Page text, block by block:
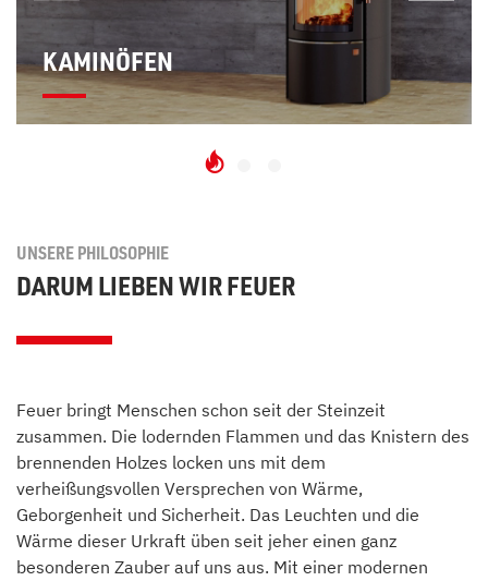
KAMINÖFEN
UNSERE PHILOSOPHIE
DARUM LIEBEN WIR FEUER
Feuer bringt Menschen schon seit der Steinzeit
zusammen. Die lodernden Flammen und das Knistern des
brennenden Holzes locken uns mit dem
verheißungsvollen Versprechen von Wärme,
Geborgenheit und Sicherheit. Das Leuchten und die
Wärme dieser Urkraft üben seit jeher einen ganz
besonderen Zauber auf uns aus. Mit einer modernen